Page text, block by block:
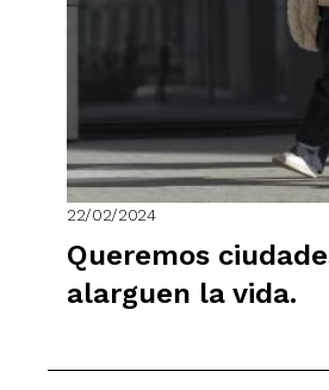
22/02/2024
Queremos
alarguen la vida.